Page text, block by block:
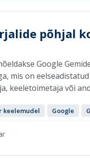
põhjal
Google
mis on
keeletoimetaja või
keelemudel Google